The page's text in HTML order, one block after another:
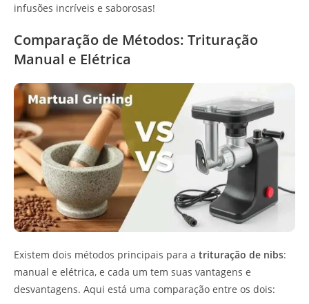
infusões incríveis e saborosas!
Comparação de Métodos: Trituração
Manual e Elétrica
Existem dois métodos principais para a trituração de nibs:
manual e elétrica, e cada um tem suas vantagens e
desvantagens. Aqui está uma comparação entre os dois: